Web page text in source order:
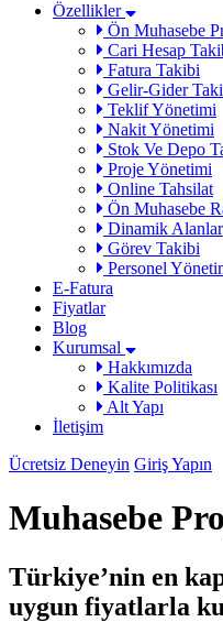
Özellikler
Ön Muhasebe
Cari Hesap
Fatura Takibi
Gelir-Gider
Teklif Yönetimi
Nakit Yönetimi
Stok Ve Depo
Proje Yönetimi
Online Tahsilat
Ön Muhasebe
Dinamik Alanlar
Görev Takibi
Personel
E-Fatura
Fiyatlar
Blog
Kurumsal
Hakkımızda
Kalite Politikası
Alt Yapı
İletişim
Ücretsiz Deneyin Giriş Yapın
Muhasebe
Türkiye’nin en
uygun fiyatlarla